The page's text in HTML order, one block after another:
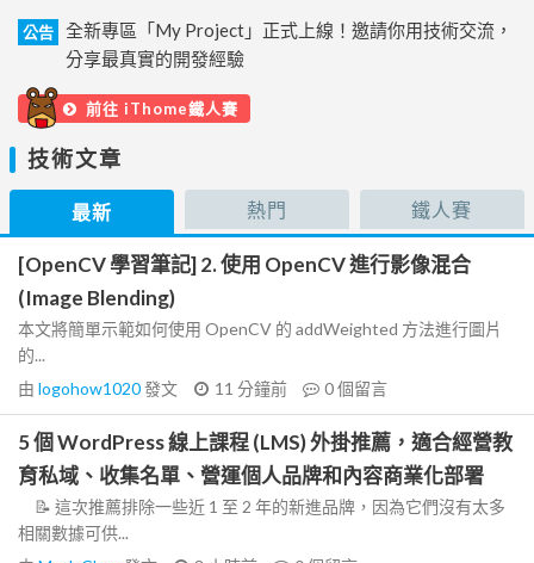
公告
全新專區「My Project」正式上線！邀請你用技術交流，
分享最真實的開發經驗
前往 iThome鐵人賽
技術文章
最新 熱門 鐵人賽
[OpenCV 學習筆記] 2. 使用 OpenCV 進行影像混合
(Image Blending)
本文將簡單示範如何使用 OpenCV 的 addWeighted 方法進行圖片
的...
由 logohow1020發文 11 分鐘前 0個留言
5 個 WordPress 線上課程 (LMS) 外掛推薦，適合經營教
育私域、收集名單、營運個人品牌和內容商業化部署
📝 這次推薦排除一些近 1 至 2 年的新進品牌，因為它們沒有太多
相關數據可供...